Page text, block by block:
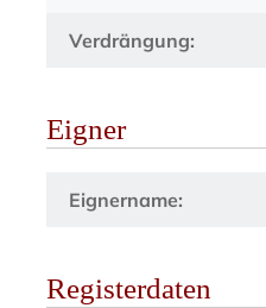
Verdrängung:
Eigner
Eignername:
Registerdaten